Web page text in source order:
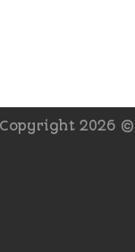
Copyright 2026 ©